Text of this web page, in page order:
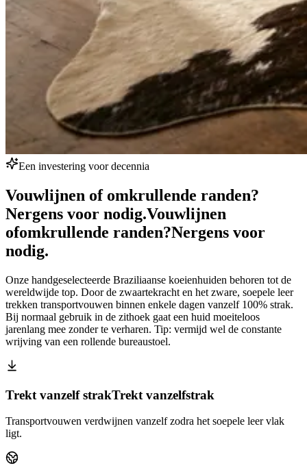
Een investering voor decennia
Vouwlijnen of omkrullende randen?
Nergens voor nodig.Vouwlijnen
ofomkrullende randen?Nergens voor
nodig.
Onze handgeselecteerde Braziliaanse koeienhuiden behoren tot de
wereldwijde top. Door de zwaartekracht en het zware, soepele leer
trekken transportvouwen binnen enkele dagen vanzelf 100% strak.
Bij normaal gebruik in de zithoek gaat een huid moeiteloos
jarenlang mee zonder te verharen. Tip: vermijd wel de constante
wrijving van een rollende bureaustoel.
Trekt vanzelf strakTrekt vanzelfstrak
Transportvouwen verdwijnen vanzelf zodra het soepele leer vlak
ligt.